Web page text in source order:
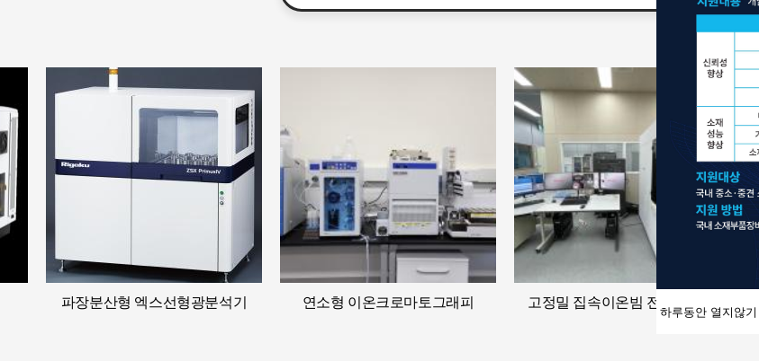
/12
파장분산형 엑스선형광분석기 연소형 이온크로마토그래피 고정밀 집속이온빔 전자현미경
하루동안 열지않기